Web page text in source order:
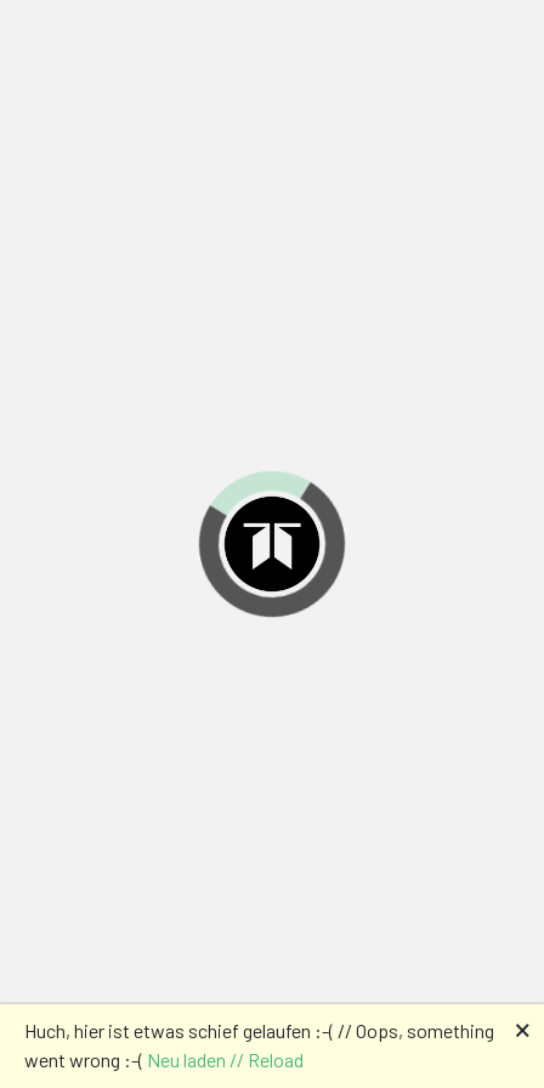
Huch, hier ist etwas schief gelaufen :-( // Oops, something
went wrong :-( Neu laden // Reload
🗙